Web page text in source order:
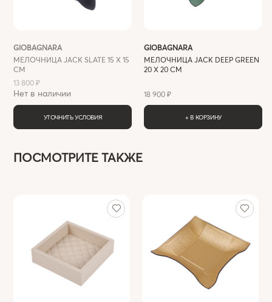
GIOBAGNARA
МЕЛОЧНИЦА JACK SLATE 15 X 15
СМ
13 800 ₽
Нет в наличии
УТОЧНИТЬ УСЛОВИЯ
GIOBAGNARA
МЕЛОЧНИЦА JACK DEEP GREEN
20 Х 20 СМ
18 900 ₽
+ В КОРЗИНУ
ПОСМОТРИТЕ ТАКЖЕ